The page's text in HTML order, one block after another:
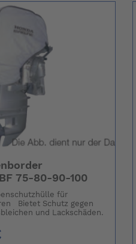
75-80-90-100
für
Bietet Schutz gegen
und Lackschäden.